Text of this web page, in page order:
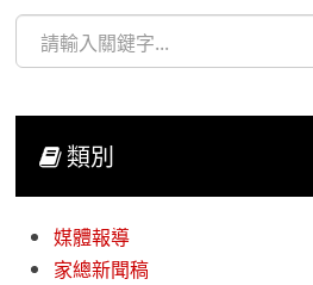
類別
媒體報導
家總新聞稿